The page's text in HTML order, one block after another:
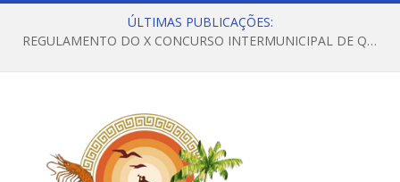
ÚLTIMAS PUBLICAÇÕES:
REGULAMENTO DO X CONCURSO INTERMUNICIPAL DE QUADRILHAS JUNINAS – 2026 – ARRAIÁ DA VENEZA